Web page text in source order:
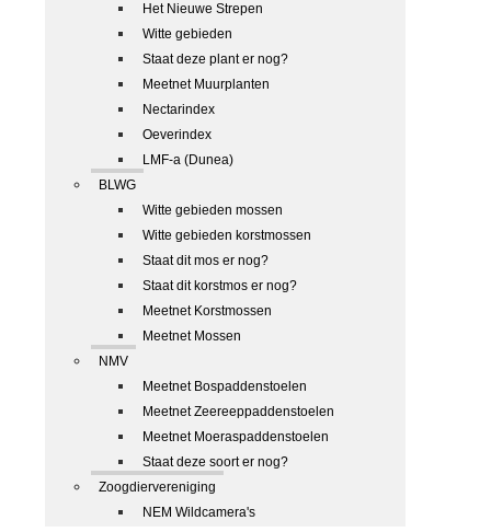
Het Nieuwe Strepen
Witte gebieden
Staat deze plant er nog?
Meetnet Muurplanten
Nectarindex
Oeverindex
LMF-a (Dunea)
BLWG
Witte gebieden mossen
Witte gebieden korstmossen
Staat dit mos er nog?
Staat dit korstmos er nog?
Meetnet Korstmossen
Meetnet Mossen
NMV
Meetnet Bospaddenstoelen
Meetnet Zeereeppaddenstoelen
Meetnet Moeraspaddenstoelen
Staat deze soort er nog?
Zoogdiervereniging
NEM Wildcamera's